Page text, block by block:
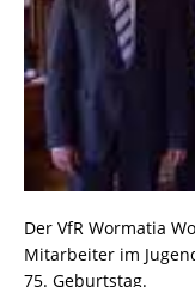
Der VfR Wormatia
Mitarbeiter im
75. Geburtstag.